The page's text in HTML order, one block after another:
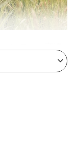
リー」と「涙
アやバッグ、